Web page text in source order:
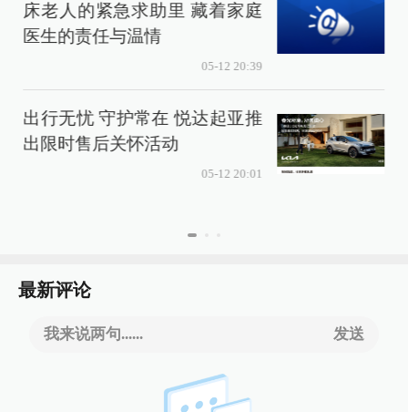
床老人的紧急求助里 藏着家庭
医生的责任与温情
05-12 20:39
出行无忧 守护常在 悦达起亚推
出限时售后关怀活动
05-12 20:01
最新评论
我来说两句...... 发送